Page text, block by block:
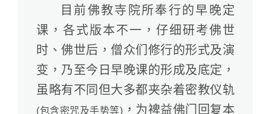
目前佛教寺院所奉行的早晚定
课，各式版本不一，仔细研考佛世
时、佛世后，僧众们修行的形式及演
变，乃至今日早晚课的形成及底定，
虽略有不同但大多都夹杂着密教仪轨
(包含密咒及手势等) ，为裨益佛门回复本